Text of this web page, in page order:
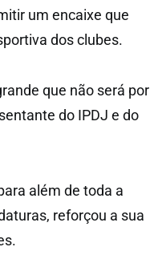
um encaixe que
dos clubes.
que não será por
do IPDJ e do
além de toda a
reforçou a sua